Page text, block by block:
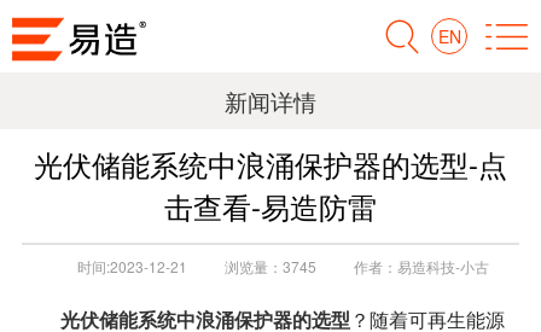
EN
新闻详情
光伏储能系统中浪涌保护器的选型-点
击查看-易造防雷
时间:2023-12-21 浏览量： 3745 作者： 易造科技-小古
光伏储能系统中浪涌保护器的选型 ？随着可再生能源